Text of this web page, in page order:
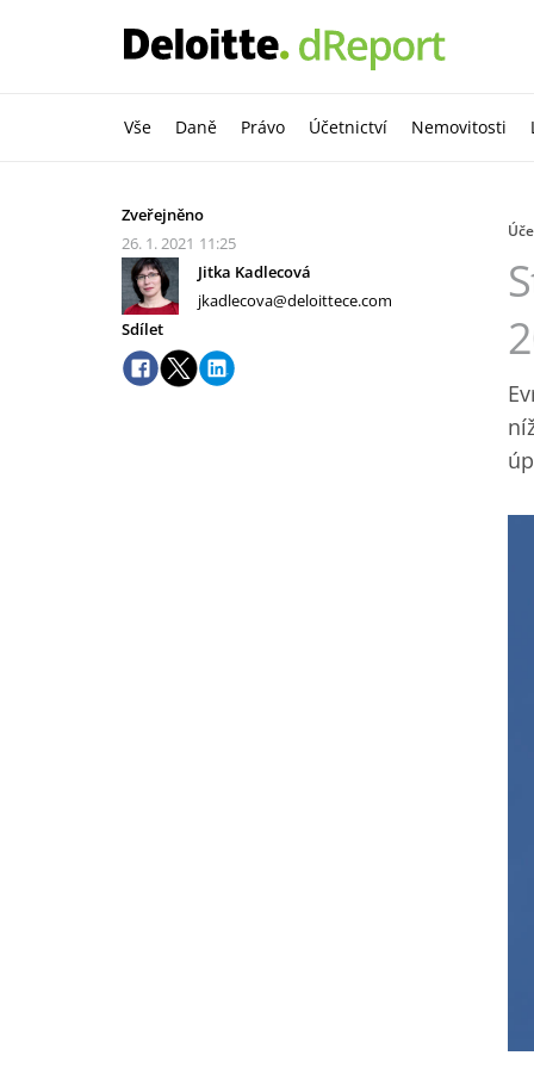
Vše Daně Právo Účetnictví Nemovitosti
Zveřejněno
26. 1. 2021 11:25
Jitka Kadlecová
jkadlecova@deloittece.com
Sdílet